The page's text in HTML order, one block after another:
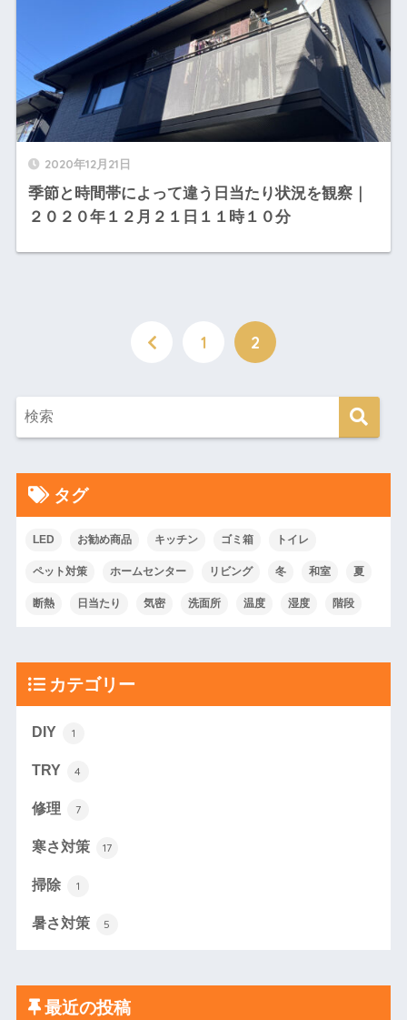
2020年12月21日
季節と時間帯によって違う日当たり状況を観察｜
２０２０年１２月２１日１１時１０分
1 2
タグ
LED お勧め商品 キッチン ゴミ箱 トイレ
ペット対策 ホームセンター リビング 冬 和室 夏
断熱 日当たり 気密 洗面所 温度 湿度 階段
カテゴリー
DIY 1
TRY 4
修理 7
寒さ対策 17
掃除 1
暑さ対策 5
最近の投稿